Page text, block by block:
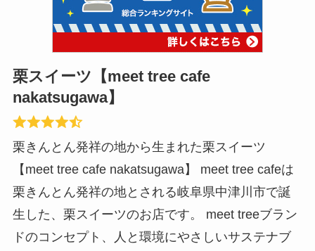
栗スイーツ【meet tree cafe
nakatsugawa】
栗きんとん発祥の地から生まれた栗スイーツ
【meet tree cafe nakatsugawa】 meet tree cafeは
栗きんとん発祥の地とされる岐阜県中津川市で誕
生した、栗スイーツのお店です。 meet treeブラン
ドのコンセプト、人と環境にやさしいサステナブ